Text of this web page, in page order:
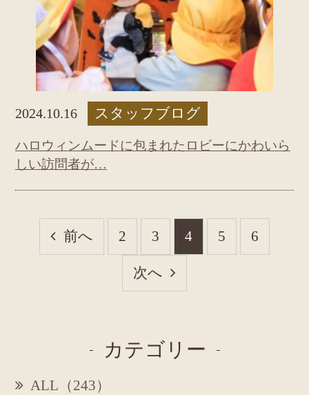
2024.10.16 スタッフブログ
ハロウィンムードに包まれたロビーにかわいら
しい訪問者が…
前へ 2 3 4 5 6
次へ
カテゴリー
ALL（243）